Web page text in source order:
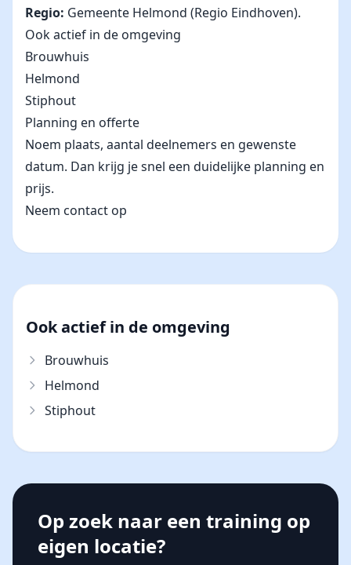
Regio: Gemeente Helmond (Regio Eindhoven).
Ook actief in de omgeving
Brouwhuis
Helmond
Stiphout
Planning en offerte
Noem plaats, aantal deelnemers en gewenste
datum. Dan krijg je snel een duidelijke planning en
prijs.
Neem contact op
Ook actief in de omgeving
Brouwhuis
Helmond
Stiphout
Op zoek naar een training op
eigen locatie?